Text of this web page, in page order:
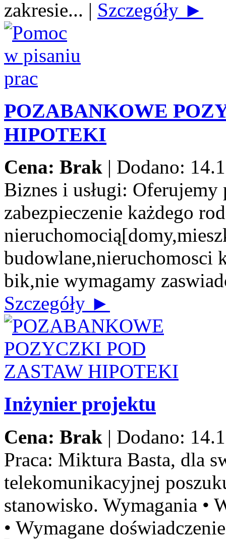
zakresie... | Szczegóły ►
POZABANKOWE
HIPOTEKI
Cena: Brak | Dodano:
Biznes i usługi: Oferujemy
zabezpieczenie każdego
budowlane,nieruchomosci
bik,nie wymagamy
Szczegóły ►
Inżynier projektu
Cena: Brak | Dodano:
Praca: Miktura Basta, dla
telekomunikacyjnej
stanowisko. Wymagania •
• Wymagane